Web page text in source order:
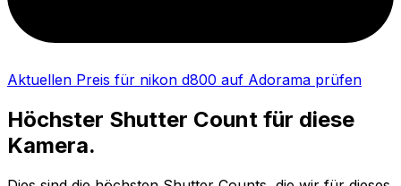
Aktuellen Preis für nikon d800 auf Adorama prüfen
Höchster Shutter Count für diese
Kamera.